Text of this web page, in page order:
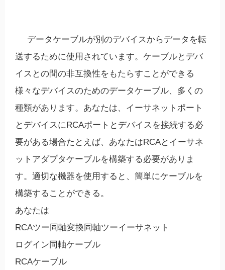
データケーブルが別のデバイスからデータを転
送するために使用されています。ケーブルとデバ
イスとの間の非互換性をもたらすことができる
様々なデバイスのためのデータケーブル、多くの
種類があります。あなたは、イーサネットポート
とデバイスにRCAポートとデバイスを接続する必
要がある場合たとえば、あなたはRCAとイーサネ
ットアダプタケーブルを構築する必要がありま
す。適切な機器を使用すると、簡単にケーブルを
構築することができる。
あなたは
RCAツー同軸変換同軸ツーイーサネット
ログイン同軸ケーブル
RCAケーブル